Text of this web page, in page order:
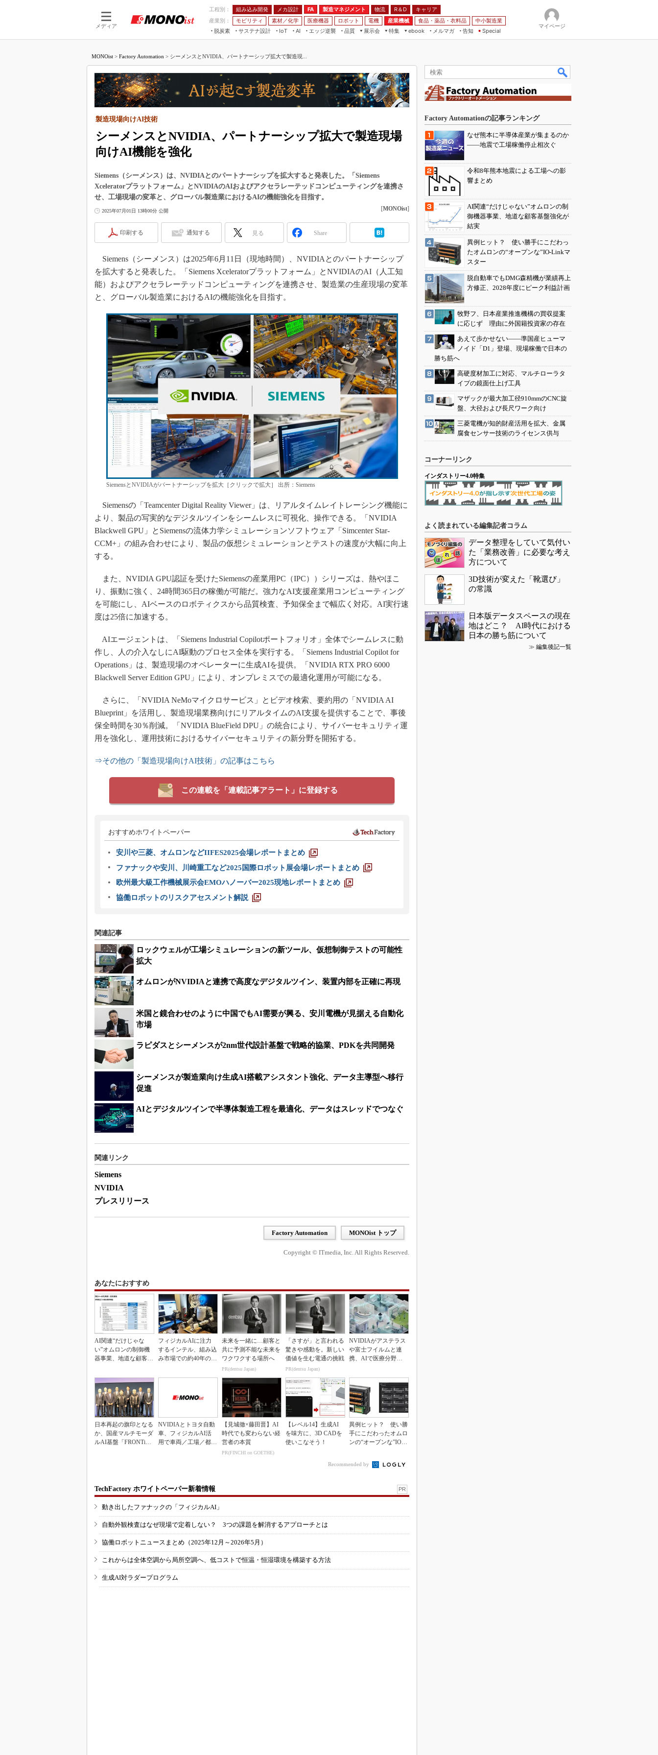
メディア
工程別： 組み込み開発 メカ設計 FA 製造マネジメント 物流 R＆D
キャリア
産業別：
モビリティ 素材／化学 医療機器 ロボット 電機 産業機械 食品・薬品・衣料品
中小製造業
脱炭素
サステナ設計
IoT
つながる工場
つながるサービス
AI
AI×設備保全
Physical AI
エッジ逆襲 品質
展示会
JIMTOF
組込み/エッジ コンピューティング
展＆IoT/5Gソリューション展
IIFES
国際ロボット展
TECHNO-FRONTIER
EdgeTech+
日本ものづくりワールド
産業オープンネット展
特集
つながるクルマ
5G
VR／AR
フィールドサービス
組み込み画像技術
車載ソフト開発
ISO26262
3Dプリンタ
デジタルツインとCAE
インダストリー4.0
イノベーション
メイドインジャパン
植物工場
知財マネジメント
海外生産
グローバル設計・開発
制御セキュリティ
ebook
製造マネジメント
FA
モビリティ
メルマガ
告知 Special
マイページ
MONOist > Factory Automation > シーメンスとNVIDIA、パートナーシップ拡大で製造現...
シーメンスとNVIDIA、パートナーシップ拡大で製造現場
向けAI機能を強化
製造現場向けAI技術
Siemens（シーメンス）は、NVIDIAとのパートナーシップを拡大すると発表した。「Siemens
Xceleratorプラットフォーム」とNVIDIAのAIおよびアクセラレーテッドコンピューティングを連携さ
せ、工場現場の変革と、グローバル製造業におけるAIの機能強化を目指す。
2025年07月01日 13時00分 公開 [MONOist]
印刷する 通知する 見る Share
Siemens（シーメンス）は2025年6月11日（現地時間）、NVIDIAとのパートナーシップ
を拡大すると発表した。「Siemens Xceleratorプラットフォーム」とNVIDIAのAI（人工知
能）およびアクセラレーテッドコンピューティングを連携させ、製造業の生産現場の変革
と、グローバル製造業におけるAIの機能強化を目指す。
SiemensとNVIDIAがパートナーシップを拡大［クリックで拡大］ 出所：Siemens
Siemensの「Teamcenter Digital Reality Viewer」は、リアルタイムレイトレーシング機能に
より、製品の写実的なデジタルツインをシームレスに可視化、操作できる。「NVIDIA
Blackwell GPU」とSiemensの流体力学シミュレーションソフトウェア「Simcenter Star-
CCM+」の組み合わせにより、製品の仮想シミュレーションとテストの速度が大幅に向上
する。
また、NVIDIA GPU認証を受けたSiemensの産業用PC（IPC））シリーズは、熱やほこ
り、振動に強く、24時間365日の稼働が可能だ。強力なAI支援産業用コンピューティング
を可能にし、AIベースのロボティクスから品質検査、予知保全まで幅広く対応。AI実行速
度は25倍に加速する。
AIエージェントは、「Siemens Industrial Copilotポートフォリオ」全体でシームレスに動
作し、人の介入なしにAI駆動のプロセス全体を実行する。「Siemens Industrial Copilot for
Operations」は、製造現場のオペレーターに生成AIを提供。「NVIDIA RTX PRO 6000
Blackwell Server Edition GPU」により、オンプレミスでの最適化運用が可能になる。
さらに、「NVIDIA NeMoマイクロサービス」とビデオ検索、要約用の「NVIDIA AI
Blueprint」を活用し、製造現場業務向けにリアルタイムのAI支援を提供することで、事後
保全時間を30％削減。「NVIDIA BlueField DPU」の統合により、サイバーセキュリティ運
用を強化し、運用技術におけるサイバーセキュリティの新分野を開拓する。
⇒その他の「製造現場向けAI技術」の記事はこちら
この連載を「連載記事アラート」に登録する
おすすめホワイトペーパー
安川や三菱、オムロンなどIIFES2025会場レポートまとめ
ファナックや安川、川崎重工など2025国際ロボット展会場レポートまとめ
欧州最大級工作機械展示会EMOハノーバー2025現地レポートまとめ
協働ロボットのリスクアセスメント解説
関連記事
ロックウェルが工場シミュレーションの新ツール、仮想制御テストの可能性
拡大
オムロンがNVIDIAと連携で高度なデジタルツイン、装置内部を正確に再現
米国と鏡合わせのように中国でもAI需要が興る、安川電機が見据える自動化
市場
ラピダスとシーメンスが2nm世代設計基盤で戦略的協業、PDKを共同開発
シーメンスが製造業向け生成AI搭載アシスタント強化、データ主導型へ移行
促進
AIとデジタルツインで半導体製造工程を最適化、データはスレッドでつなぐ
関連リンク
Siemens
NVIDIA
プレスリリース
Factory Automation MONOist トップ
Copyright © ITmedia, Inc. All Rights Reserved.
あなたにおすすめ
AI関連“だけじゃな
い”オムロンの制御機
器事業、地道な顧客基
フィジカルAIに注力
するインテル、組み込
み市場での約40年の実
未来を一緒に…顧客と
共に予測不能な未来を
ワクワクする場所へ
PR(dentsu Japan)
「さすが」と言われる
驚きや感動を。新しい
価値を生む電通の挑戦
PR(dentsu Japan)
NVIDIAがアステラス
や富士フイルムと連
携、AIで医療分野支
日本再起の旗印となる
か、国産マルチモーダ
ルAI基盤「FRONTi
NVIDIAとトヨタ自動
車、フィジカルAI活
用で車両／工場／都市
【見城徹×藤田晋】AI
時代でも変わらない経
営者の本質
PR(FINCHI on GOETHE)
【レベル14】生成AI
を味方に、3D CADを
使いこなそう！
異例ヒット？ 使い勝
手にこだわったオムロ
ンの“オープンな”IO-L
Recommended by
TechFactory ホワイトペーパー新着情報 PR
動き出したファナックの「フィジカルAI」
自動外観検査はなぜ現場で定着しない？ 3つの課題を解消するアプローチとは
協働ロボットニュースまとめ（2025年12月～2026年5月）
これからは全体空調から局所空調へ、低コストで恒温・恒湿環境を構築する方法
生成AI対ラダープログラム
Factory Automationの記事ランキング
なぜ熊本に半導体産業が集まるのか
――地震で工場稼働停止相次ぐ
令和8年熊本地震による工場への影
響まとめ
AI関連“だけじゃない”オムロンの制
御機器事業、地道な顧客基盤強化が
結実
異例ヒット？ 使い勝手にこだわっ
たオムロンの“オープンな”IO-Linkマ
スター
脱自動車でもDMG森精機が業績再上
方修正、2028年度にピーク利益計画
牧野フ、日本産業推進機構の買収提案
に応じず 理由に外国籍投資家の存在
あえて歩かせない――準国産ヒューマ
ノイド「D1」登場、現場稼働で日本の
勝ち筋へ
高硬度材加工に対応、マルチローラタ
イプの鏡面仕上げ工具
マザックが最大加工径910mmのCNC旋
盤、大径および長尺ワーク向け
三菱電機が知的財産活用を拡大、金属
腐食センサー技術のライセンス供与
コーナーリンク
インダストリー4.0特集
よく読まれている編集記者コラム
データ整理をしていて気付い
た「業務改善」に必要な考え
方について
3D技術が変えた「靴選び」
の常識
日本版データスペースの現在
地はどこ？ AI時代における
日本の勝ち筋について
≫ 編集後記一覧